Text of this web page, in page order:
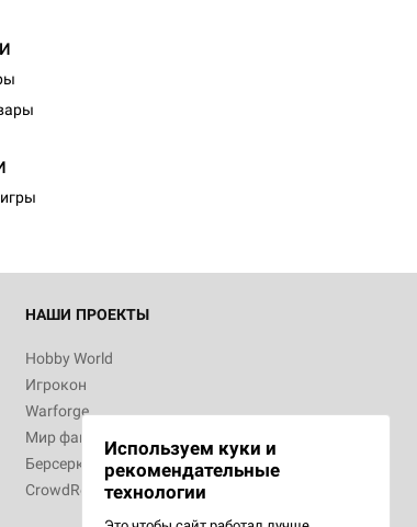
НАШИ ПРОЕКТЫ
Hobby World
Игрокон
Warforge
Мир фантастики
Берсерк
CrowdRepublic
Используем куки и
рекомендательные
технологии